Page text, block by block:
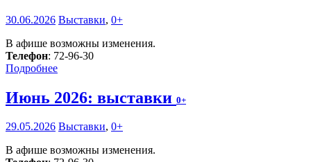
30.06.2026 Выставки, 0+
В афише возможны изменения.
Телефон: 72-96-30
Подробнее
Июнь 2026: выставки 0+
29.05.2026 Выставки, 0+
В афише возможны изменения.